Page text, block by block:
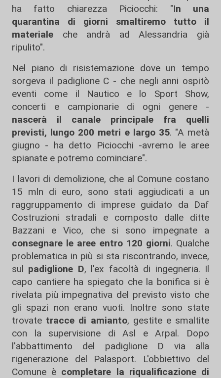
ha fatto chiarezza Piciocchi: "In una
quarantina di giorni smaltiremo tutto il
materiale che andrà ad Alessandria già
ripulito".
Nel piano di risistemazione dove un tempo
sorgeva il padiglione C - che negli anni ospitò
eventi come il Nautico e lo Sport Show,
concerti e campionarie di ogni genere -
nascerà il canale principale fra quelli
previsti, lungo 200 metri e largo 35. "A metà
giugno - ha detto Piciocchi -avremo le aree
spianate e potremo cominciare".
I lavori di demolizione, che al Comune costano
15 mln di euro, sono stati aggiudicati a un
raggruppamento di imprese guidato da Daf
Costruzioni stradali e composto dalle ditte
Bazzani e Vico, che si sono impegnate a
consegnare le aree entro 120 giorni. Qualche
problematica in più si sta riscontrando, invece,
sul padiglione D, l'ex facoltà di ingegneria. Il
capo cantiere ha spiegato che la bonifica si è
rivelata più impegnativa del previsto visto che
gli spazi non erano vuoti. Inoltre sono state
trovate tracce di amianto, gestite e smaltite
con la supervisione di Asl e Arpal. Dopo
l'abbattimento del padiglione D via alla
rigenerazione del Palasport. L'obbiettivo del
Comune è completare la riqualificazione di